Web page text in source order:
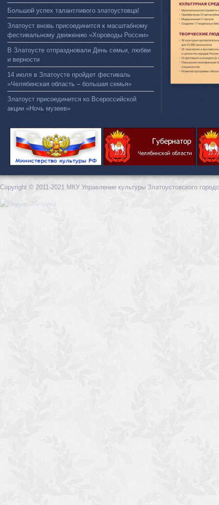
Большой успех талантливого златоустовца!
Златоуст вновь присоединится к масштабному
фестивальному движению «Хороводы России»
В Златоусте отпраздновали День семьи, любви
и верности
14 июля в Златоусте пройдет фестиваль
«Челябинская область – большая семья»
Златоуст присоединится ко Всероссийской
акции «Ночь музеев»
Copyright © 2011-2021 МКУ Управление культуры Златоустовского